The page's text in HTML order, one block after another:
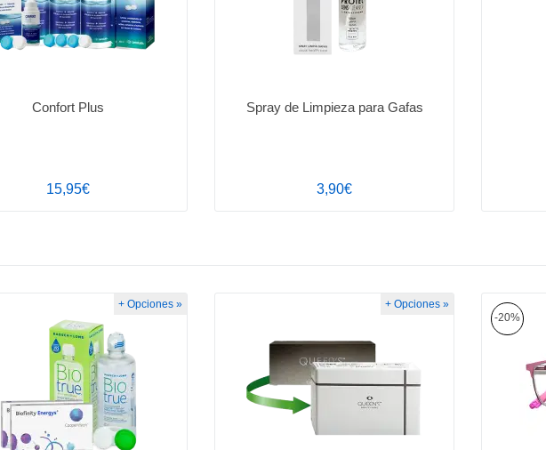
Confort Plus
15,95€
Spray de Limpieza para Gafas
3,90€
+ Opciones » + Opciones »
-20%